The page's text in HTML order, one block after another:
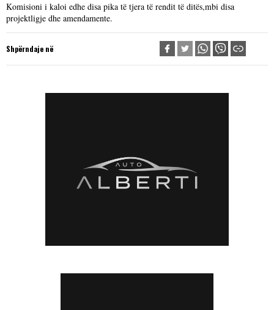
Komisioni i kaloi edhe disa pika të tjera të rendit të ditës,mbi disa
projektligje dhe amendamente.
Shpërndaje në